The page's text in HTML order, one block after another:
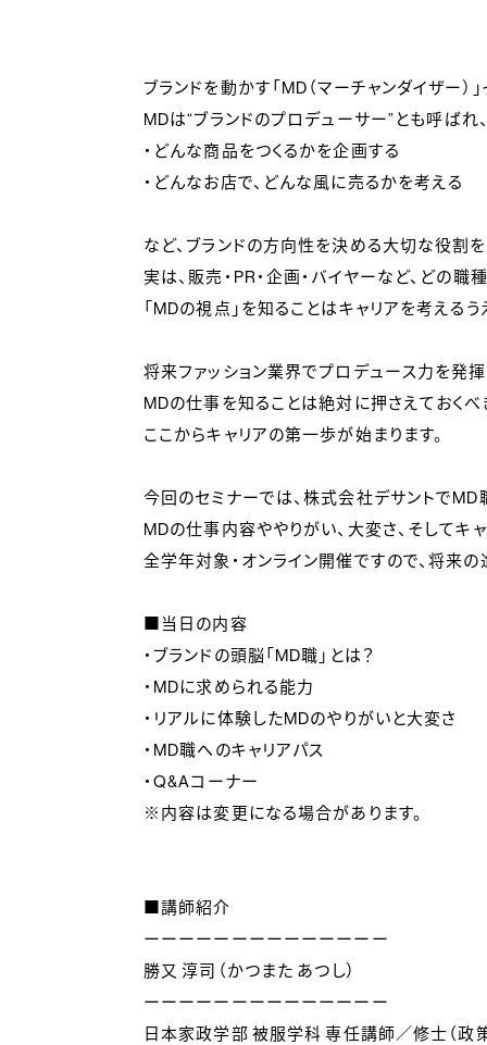
ブランドを動かす「MD（マーチャンダイザー）
MDは“ブランドのプロデューサー”とも呼ばれ
・どんな商品をつくるかを企画する
・どんなお店で、どんな風に売るかを考える
など、ブランドの方向性を決める大切な役割を
実は、販売・PR・企画・バイヤーなど、どの
「MDの視点」を知ることはキャリアを考える
将来ファッション業界でプロデュース力を発
MDの仕事を知ることは絶対に押さえておくべ
ここからキャリアの第一歩が始まります。
今回のセミナーでは、株式会社デサントで
MDの仕事内容ややりがい、大変さ、そしてキ
全学年対象・オンライン開催ですので、将来
■当日の内容
・ブランドの頭脳「MD職」とは？
・MDに求められる能力
・リアルに体験したMDのやりがいと大変さ
・MD職へのキャリアパス
・Q&Aコーナー
※内容は変更になる場合があります。
■講師紹介
ーーーーーーーーーーーーーー
勝又 淳司（かつまた あつし）
ーーーーーーーーーーーーーー
日本家政学部 被服学科 専任講師／修士（政